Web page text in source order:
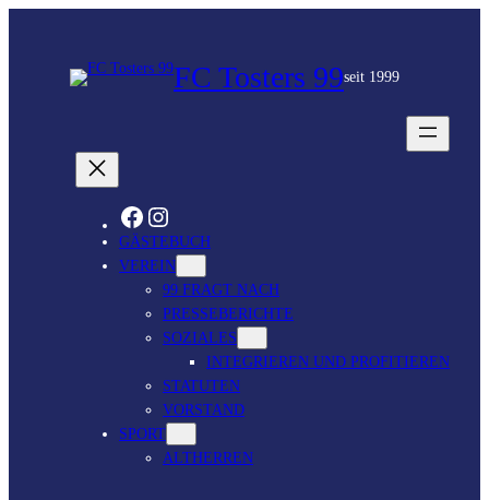
FC Tosters 99seit 1999
FACEBOOK INSTAGRAM
GÄSTEBUCH
VEREIN
99 FRAGT NACH
PRESSEBERICHTE
SOZIALES
INTEGRIEREN UND PROFITIEREN
STATUTEN
VORSTAND
SPORT
ALTHERREN